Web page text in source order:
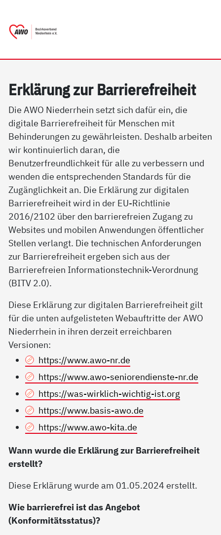
Erklärung zur Barrierefreiheit
Die AWO Niederrhein setzt sich dafür ein, die
digitale Barrierefreiheit für Menschen mit
Behinderungen zu gewährleisten. Deshalb arbeiten
wir kontinuierlich daran, die
Benutzerfreundlichkeit für alle zu verbessern und
wenden die entsprechenden Standards für die
Zugänglichkeit an. Die Erklärung zur digitalen
Barrierefreiheit wird in der EU-Richtlinie
2016/2102 über den barrierefreien Zugang zu
Websites und mobilen Anwendungen öffentlicher
Stellen verlangt. Die technischen Anforderungen
zur Barrierefreiheit ergeben sich aus der
Barrierefreien Informationstechnik-Verordnung
(BITV 2.0).
Diese Erklärung zur digitalen Barrierefreiheit gilt
für die unten aufgelisteten Webauftritte der AWO
Niederrhein in ihren derzeit erreichbaren
Versionen:
https://www.awo-nr.de
https://www.awo-seniorendienste-nr.de
https://was-wirklich-wichtig-ist.org
https://www.basis-awo.de
https://www.awo-kita.de
Wann wurde die Erklärung zur Barrierefreiheit
erstellt?
Diese Erklärung wurde am 01.05.2024 erstellt.
Wie barrierefrei ist das Angebot
(Konformitätsstatus)?